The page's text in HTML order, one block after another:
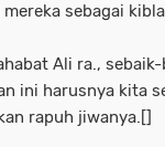
sebagai
Ali ra.,
ini harusnya kita
rapuh jiwanya.[]